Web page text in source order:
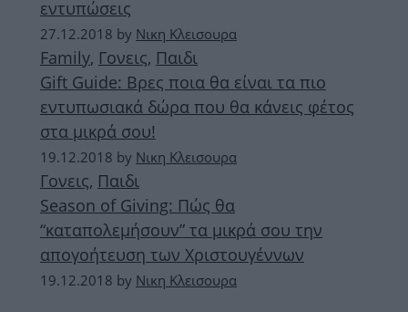
εντυπώσεις
27.12.2018 by Νικη Κλεισουρα
Family, Γονεις, Παιδι
Gift Guide: Βρες ποια θα είναι τα πιο
εντυπωσιακά δώρα που θα κάνεις φέτος
στα μικρά σου!
19.12.2018 by Νικη Κλεισουρα
Γονεις, Παιδι
Season of Giving: Πώς θα
“καταπολεμήσουν” τα μικρά σου την
απογοήτευση των Χριστουγέννων
19.12.2018 by Νικη Κλεισουρα